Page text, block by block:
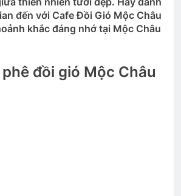
đến với Cafe Đồi Gió Mộc Châu
khắc đáng nhớ tại Mộc Châu
đồi gió Mộc Châu